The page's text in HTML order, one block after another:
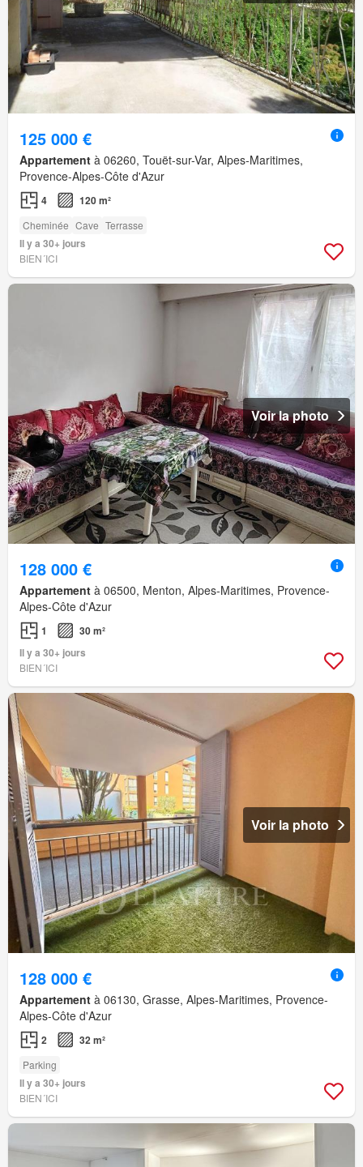
125 000 €
Appartement à 06260, Touët-sur-Var, Alpes-Maritimes,
Provence-Alpes-Côte d'Azur
4 120 m²
Cheminée Cave Terrasse
Il y a 30+ jours
BIEN´ICI
Voir la photo
128 000 €
Appartement à 06500, Menton, Alpes-Maritimes, Provence-
Alpes-Côte d'Azur
1
30 m²
Il y a 30+ jours
BIEN´ICI
Voir la photo
128 000 €
Appartement à 06130, Grasse, Alpes-Maritimes, Provence-
Alpes-Côte d'Azur
2 32 m²
Parking
Il y a 30+ jours
BIEN´ICI